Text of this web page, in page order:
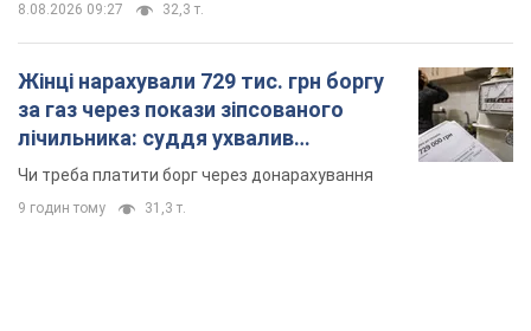
8.08.2026 09:27 32,3 т.
Жінці нарахували 729 тис. грн боргу
за газ через покази зіпсованого
лічильника: суддя ухвалив
неочікуване рішення
Чи треба платити борг через донарахування
9 годин тому 31,3 т.